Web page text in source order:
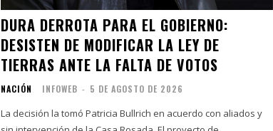
DURA DERROTA PARA EL GOBIERNO:
DESISTEN DE MODIFICAR LA LEY DE
TIERRAS ANTE LA FALTA DE VOTOS
NACIÓN INFOWEB - 5 DE AGOSTO DE 2026
La decisión la tomó Patricia Bullrich en acuerdo con aliados y